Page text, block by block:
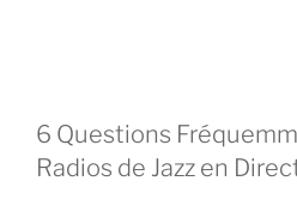
6 Questions
Radios de Jazz en